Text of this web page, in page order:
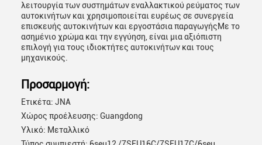
λειτουργία των συστημάτων εναλλακτικού ρεύματος των
αυτοκινήτων και χρησιμοποιείται ευρέως σε συνεργεία
επισκευής αυτοκινήτων και εργοστάσια παραγωγήςΜε το
ασημένιο χρώμα και την εγγύηση, είναι μια αξιόπιστη
επιλογή για τους ιδιοκτήτες αυτοκινήτων και τους
μηχανικούς.
Προσαρμογή:
Ετικέτα: JNA
Χώρος προέλευσης: Guangdong
Υλικό: Μεταλλικό